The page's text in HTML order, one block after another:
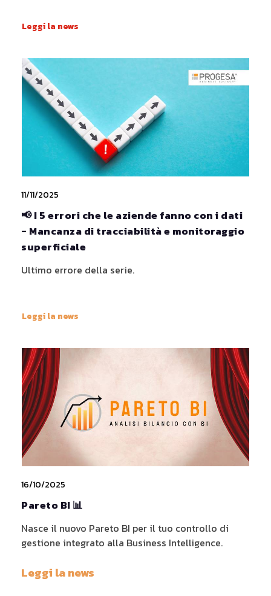
Leggi la news
11/11/2025
📢 I 5 errori che le aziende fanno con i dati
- Mancanza di tracciabilità e monitoraggio
superficiale
Ultimo errore della serie.
Leggi la news
16/10/2025
Pareto BI 📊
Nasce il nuovo Pareto BI per il tuo controllo di
gestione integrato alla Business Intelligence.
Leggi la news